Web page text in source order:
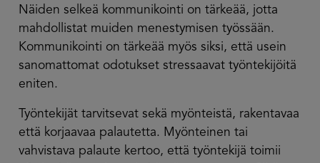
Näiden selkeä kommunikointi on tärkeää, jotta
mahdollistat muiden menestymisen työssään.
Kommunikointi on tärkeää myös siksi, että usein
sanomattomat odotukset stressaavat työntekijöitä
eniten.
Työntekijät tarvitsevat sekä myönteistä, rakentavaa
että korjaavaa palautetta. Myönteinen tai
vahvistava palaute kertoo, että työntekijä toimii